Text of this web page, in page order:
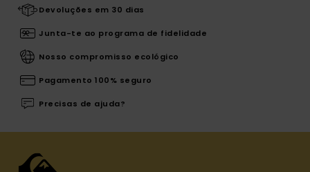
Devoluções em 30 dias
Junta-te ao programa de fidelidade
Nosso compromisso ecológico
Pagamento 100% seguro
Precisas de ajuda?